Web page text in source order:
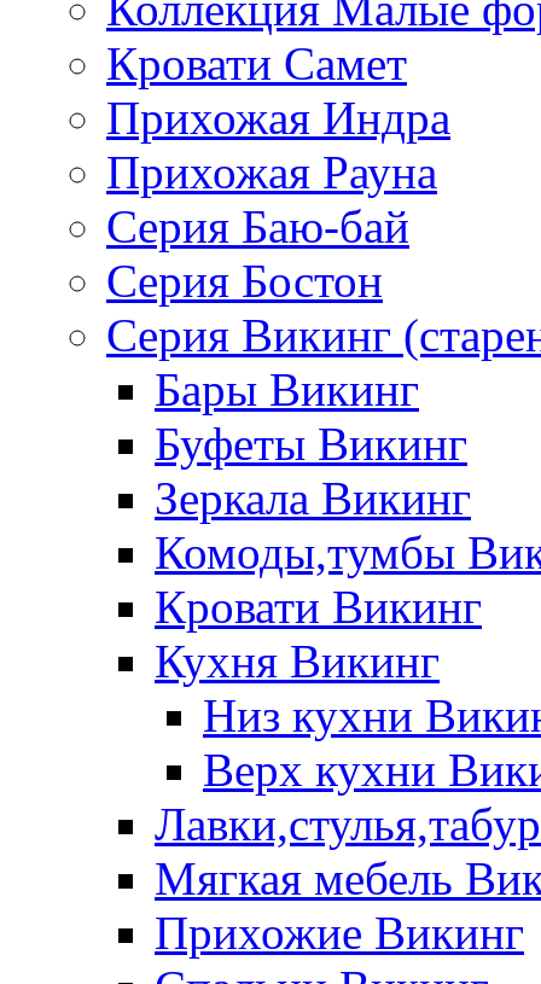
Кровати Самет
Прихожая Индра
Прихожая Рауна
Серия Баю-бай
Серия Бостон
Серия Викинг
Бары Викинг
Буфеты Викинг
Зеркала Викинг
Комоды,тумбы
Кровати Викинг
Кухня Викинг
Низ кухни
Верх кухни
Мягкая мебель
Прихожие Викинг